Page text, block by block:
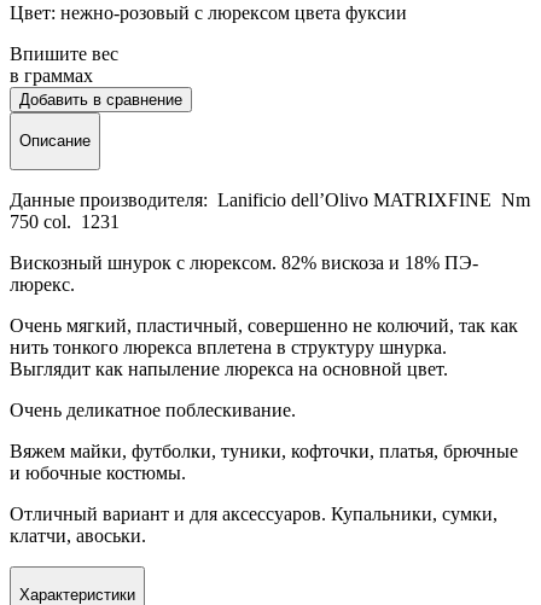
Цвет: нежно-розовый с люрексом цвета фуксии
Впишите вес
в граммах
Добавить в сравнение
Описание
Данные производителя: Lanificio dell’Olivo MATRIXFINE Nm
750 col. 1231
Вискозный шнурок с люрексом. 82% вискоза и 18% ПЭ-
люрекс.
Очень мягкий, пластичный, совершенно не колючий, так как
нить тонкого люрекса вплетена в структуру шнурка.
Выглядит как напыление люрекса на основной цвет.
Очень деликатное поблескивание.
Вяжем майки, футболки, туники, кофточки, платья, брючные
и юбочные костюмы.
Отличный вариант и для аксессуаров. Купальники, сумки,
клатчи, авоськи.
Характеристики